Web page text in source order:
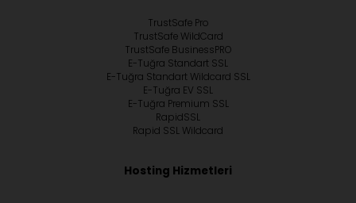
TrustSafe Pro
TrustSafe WildCard
TrustSafe BusinessPRO
E-Tuğra Standart SSL
E-Tuğra Standart Wildcard SSL
E-Tuğra EV SSL
E-Tuğra Premium SSL
RapidSSL
Rapid SSL Wildcard
Hosting Hizmetleri